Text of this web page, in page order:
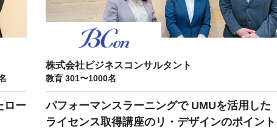
手間を削減
問に回答する専属のAIアシ
ジェスチャー課題
やプレゼンに効果的なジェ
ロー
株式会社ビジネスコンサルタント
教育 301〜1000名
パフォーマンスラーニングで UMUを活用した
ライセンス取得講座のリ・デザインのポイント